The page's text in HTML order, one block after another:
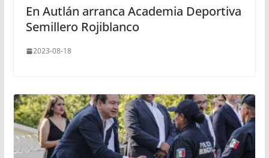
En Autlán arranca Academia Deportiva
Semillero Rojiblanco
2023-08-18